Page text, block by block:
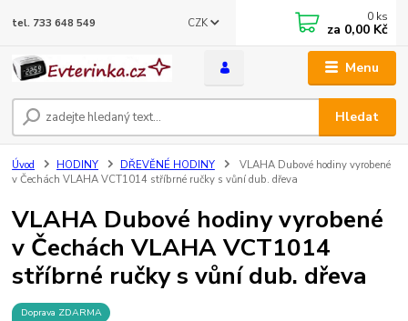
Menu
CZK
Hledat
tel. 733 648 549 0 ks
za 0,00 Kč
Úvod HODINY DŘEVĚNÉ HODINY
VLAHA Dubové hodiny vyrobené
v Čechách VLAHA VCT1014 stříbrné ručky s vůní dub. dřeva
VLAHA Dubové hodiny vyrobené
v Čechách VLAHA VCT1014
stříbrné ručky s vůní dub. dřeva
Doprava ZDARMA